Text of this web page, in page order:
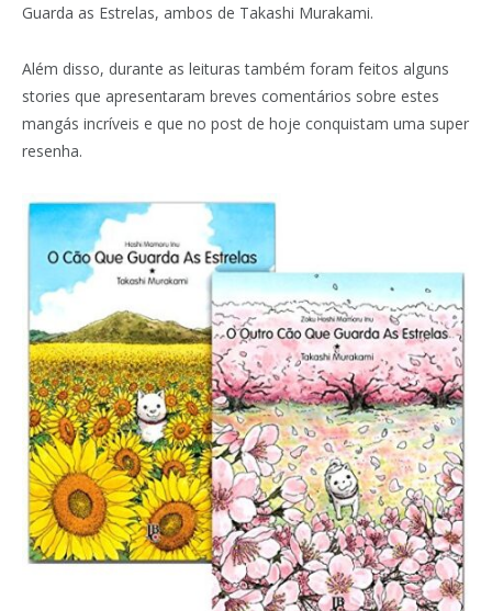
Guarda as Estrelas, ambos de Takashi Murakami.
Além disso, durante as leituras também foram feitos alguns
stories que apresentaram breves comentários sobre estes
mangás incríveis e que no post de hoje conquistam uma super
resenha.